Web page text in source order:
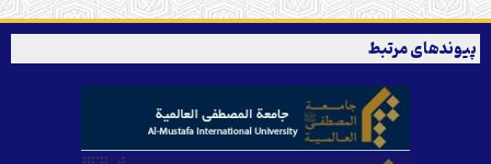
پیوندهای مرتبط